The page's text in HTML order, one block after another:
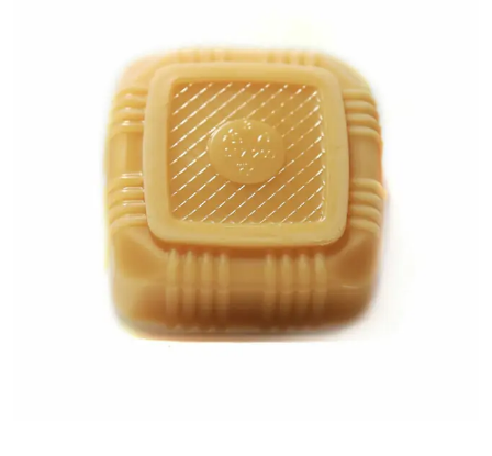
lze
vybrat
na
stránce
produktu